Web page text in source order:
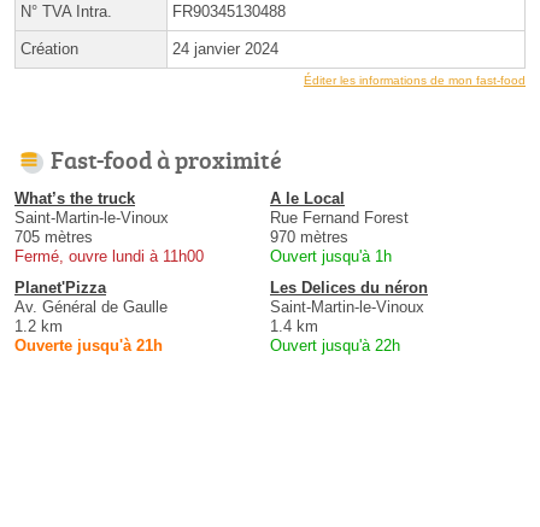
N° TVA Intra. FR90345130488
Création 24 janvier 2024
Éditer les informations de mon fast-food
Fast-food à proximité
What’s the truck
Saint-Martin-le-Vinoux
705 mètres
Fermé, ouvre lundi à 11h00
A le Local
Rue Fernand Forest
970 mètres
Ouvert jusqu'à 1h
Planet'Pizza
Av. Général de Gaulle
1.2 km
Ouverte jusqu'à 21h
Les Delices du néron
Saint-Martin-le-Vinoux
1.4 km
Ouvert jusqu'à 22h